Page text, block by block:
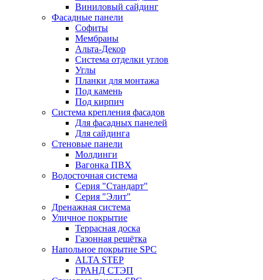
Виниловый сайдинг
Фасадные панели
Софиты
Мембраны
Альта-Декор
Система отделки углов
Углы
Планки для монтажа
Под камень
Под кирпич
Система крепления фасадов
Для фасадных панелей
Для сайдинга
Стеновые панели
Молдинги
Вагонка ПВХ
Водосточная система
Серия "Стандарт"
Серия "Элит"
Дренажная система
Уличное покрытие
Террасная доска
Газонная решётка
Напольное покрытие SPC
ALTA STEP
ГРАНД СТЭП